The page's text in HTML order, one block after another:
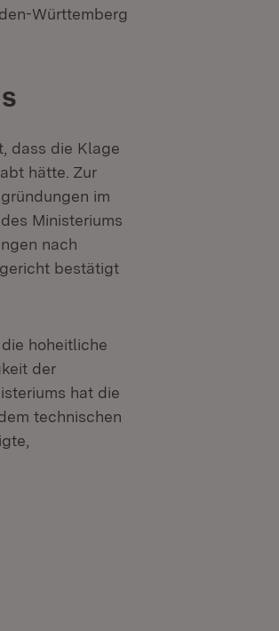
Württemberg
dass die Klage
hätte. Zur
im
Ministeriums
nach
bestätigt
hoheitliche
der
hat die
technischen